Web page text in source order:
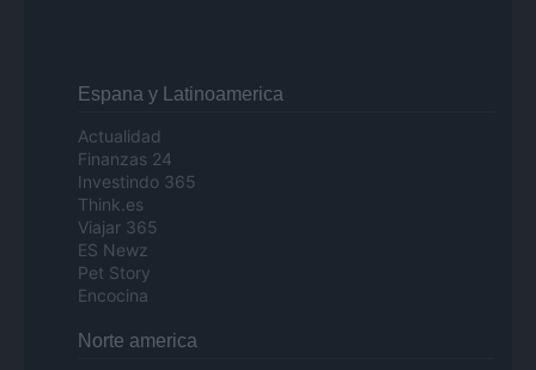
Espana y Latinoamerica
Actualidad
Finanzas 24
Investindo 365
Think.es
Viajar 365
ES Newz
Pet Story
Encocina
Norte america